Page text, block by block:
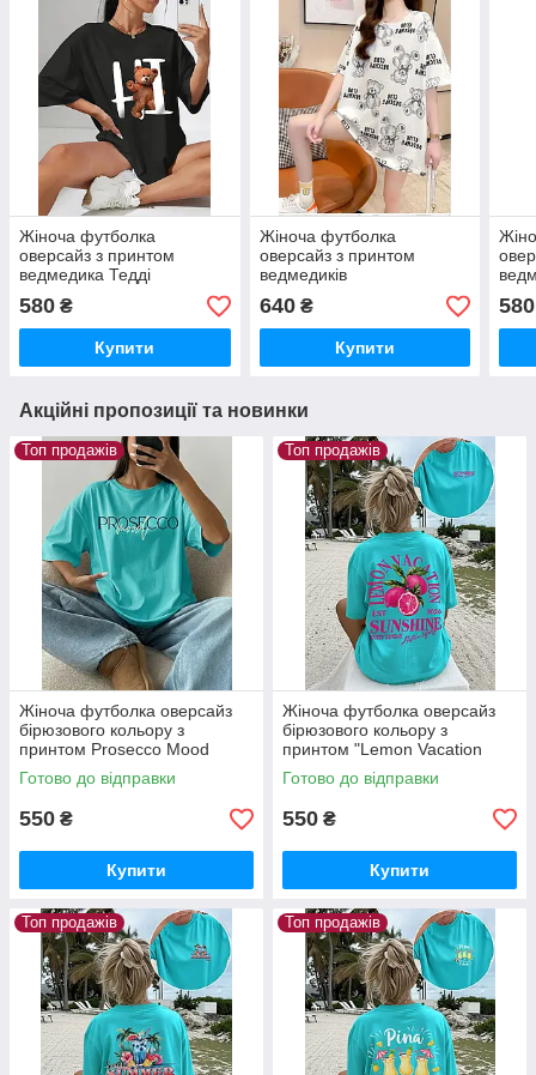
Жіноча футболка
оверсайз з принтом
ведмедика Тедді
580 ₴
Купити
Жіноча футболка
оверсайз з принтом
ведмедиків
640₴
Купити
580
Акційні пропозиції та новинки
Топ продажів
Жіноча футболка оверсайз
бірюзового кольору з
принтом Prosecco Mood
Готово до відправки
550 ₴
Купити
Топ продажів
Жіноча футболка оверсайз
бірюзового кольору з
принтом "Lemon Vacation
Sunshine"
Готово до відправки
550 ₴
Купити
Топ продажів Топ продажів